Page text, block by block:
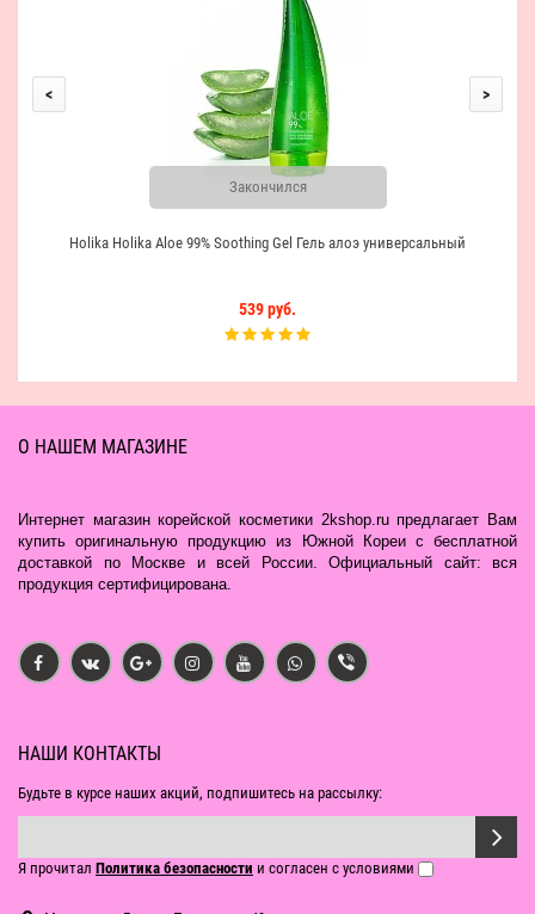
Закончился
Holika Holika Aloe 99% Soothing Gel Гель алоэ универсальный
539 руб.
< >
О НАШЕМ МАГАЗИНЕ
Интернет магазин корейской косметики 2kshop.ru предлагает Вам
купить оригинальную продукцию из Южной Кореи с бесплатной
доставкой по Москве и всей России. Официальный сайт: вся
продукция сертифицирована.
НАШИ КОНТАКТЫ
Будьте в курсе наших акций, подпишитесь на рассылку:
Я прочитал Политика безопасности и согласен с условиями